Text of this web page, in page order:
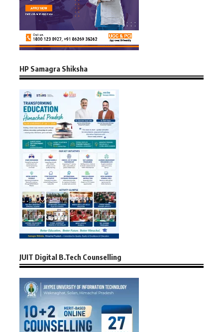
HP Samagra Shiksha
JUIT Digital B.Tech Counselling